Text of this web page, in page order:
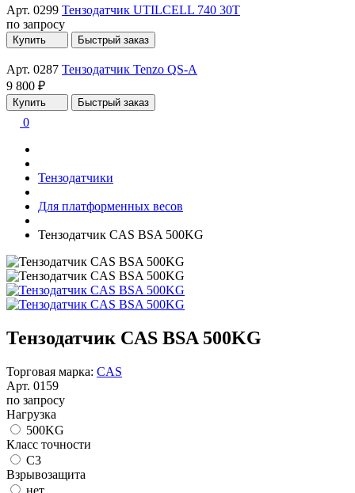
Арт. 0299 Тензодатчик UTILCELL 740 30T
по запросу
Купить Быстрый заказ
Арт. 0287 Тензодатчик Tenzo QS-A
9 800 ₽
Купить Быстрый заказ
0
Тензодатчики
Для платформенных весов
Тензодатчик CAS BSA 500KG
Тензодатчик CAS BSA 500KG
Торговая марка: CAS
Арт. 0159
по запросу
Нагрузка
500KG
Класс точности
С3
Взрывозащита
нет